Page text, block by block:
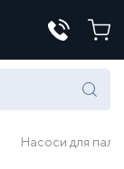
Насоси для